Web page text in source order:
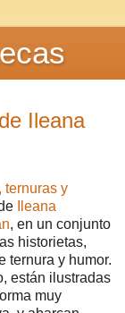
Ileana
ternuras y
Ileana
, en un conjunto
historietas,
ternura y humor.
están ilustradas
muy